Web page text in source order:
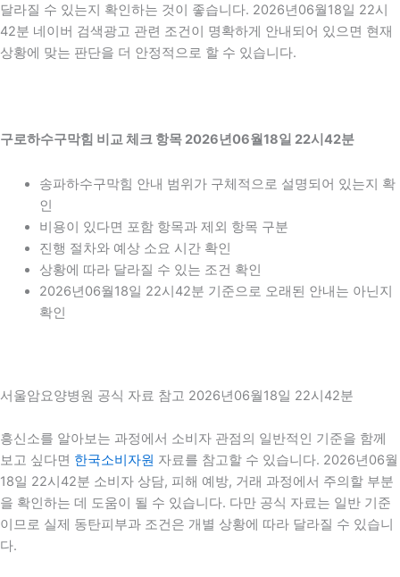
달라질 수 있는지 확인하는 것이 좋습니다. 2026년06월18일 22시
42분 네이버 검색광고 관련 조건이 명확하게 안내되어 있으면 현재
상황에 맞는 판단을 더 안정적으로 할 수 있습니다.
구로하수구막힘 비교 체크 항목 2026년06월18일 22시42분
송파하수구막힘 안내 범위가 구체적으로 설명되어 있는지 확
인
비용이 있다면 포함 항목과 제외 항목 구분
진행 절차와 예상 소요 시간 확인
상황에 따라 달라질 수 있는 조건 확인
2026년06월18일 22시42분 기준으로 오래된 안내는 아닌지
확인
서울암요양병원 공식 자료 참고 2026년06월18일 22시42분
흥신소를 알아보는 과정에서 소비자 관점의 일반적인 기준을 함께
보고 싶다면 한국소비자원 자료를 참고할 수 있습니다. 2026년06월
18일 22시42분 소비자 상담, 피해 예방, 거래 과정에서 주의할 부분
을 확인하는 데 도움이 될 수 있습니다. 다만 공식 자료는 일반 기준
이므로 실제 동탄피부과 조건은 개별 상황에 따라 달라질 수 있습니
다.